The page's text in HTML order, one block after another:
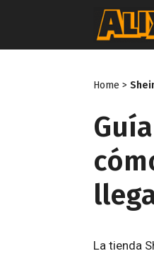
Home >
La tienda